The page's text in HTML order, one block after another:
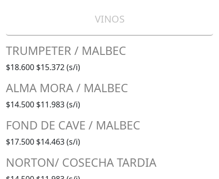
VINOS
TRUMPETER / MALBEC
$18.600 $15.372 (s/i)
ALMA MORA / MALBEC
$14.500 $11.983 (s/i)
FOND DE CAVE / MALBEC
$17.500 $14.463 (s/i)
NORTON/ COSECHA TARDIA